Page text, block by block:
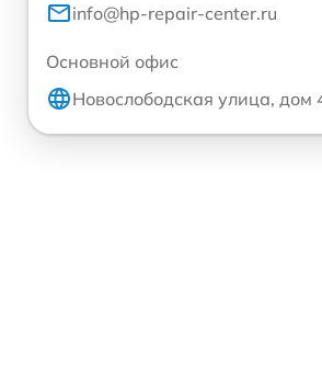
info@hp-repair-center.ru
Основной офис
Новослободская улица, дом